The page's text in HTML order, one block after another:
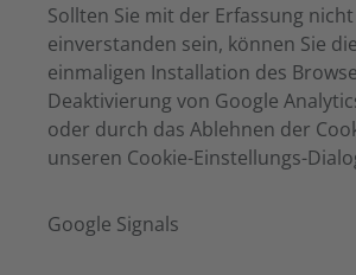
Sollten Sie mit der Erfassung nicht
einverstanden sein, können Sie
einmaligen Installation des
Deaktivierung von Google
oder durch das Ablehnen der
unseren Cookie-Einstellungs-
Google Signals